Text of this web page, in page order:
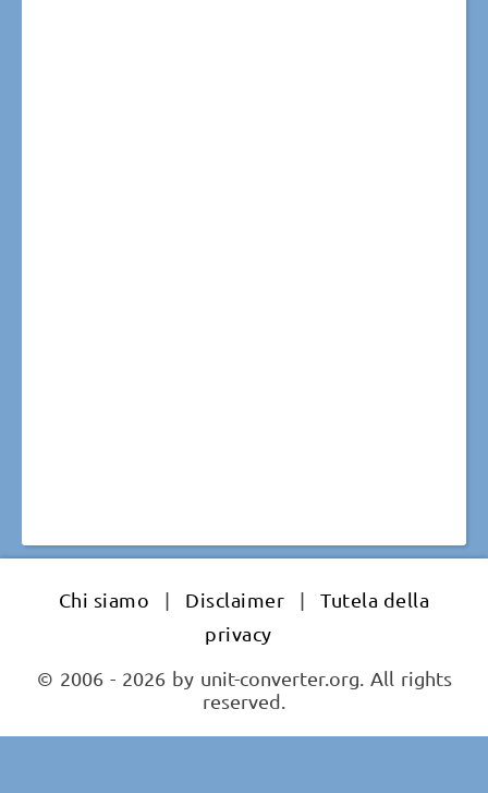
Chi siamo | Disclaimer |
Tutela della
privacy
© 2006 - 2026 by unit-converter.org. All rights
reserved.